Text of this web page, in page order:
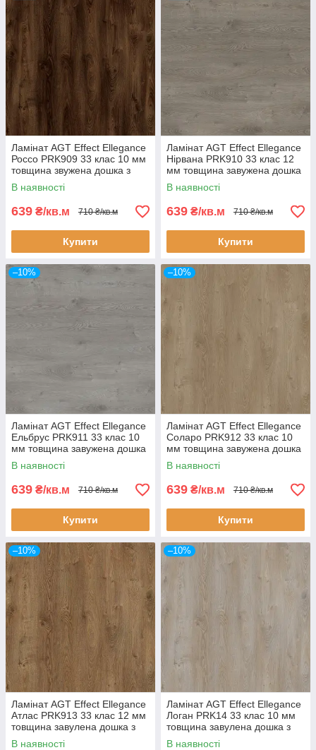
Ламінат AGT Effect Ellegance
Россо PRK909 33 клас 10 мм
товщина звужена дошка з
фаскою
В наявності
639 ₴/кв.м 710 ₴/кв.м
Купити
Ламінат AGT Effect Ellegance
Нірвана PRK910 33 клас 12
мм товщина завужена дошка
з фаскою
В наявності
639 ₴/кв.м 710 ₴/кв.м
Купити
–10%
Ламінат AGT Effect Ellegance
Ельбрус PRK911 33 клас 10
мм товщина завужена дошка
з фаскою
В наявності
639 ₴/кв.м 710 ₴/кв.м
Купити
–10%
Ламінат AGT Effect Ellegance
Соларо PRK912 33 клас 10
мм товщина завужена дошка
з фаскою
В наявності
639 ₴/кв.м 710 ₴/кв.м
Купити
–10%
Ламінат AGT Effect Ellegance
Атлас PRK913 33 клас 12 мм
товщина завулена дошка з
фаською
В наявності
–10%
Ламінат AGT Effect Ellegance
Логан PRK14 33 клас 10 мм
товщина завулена дошка з
фаською
В наявності